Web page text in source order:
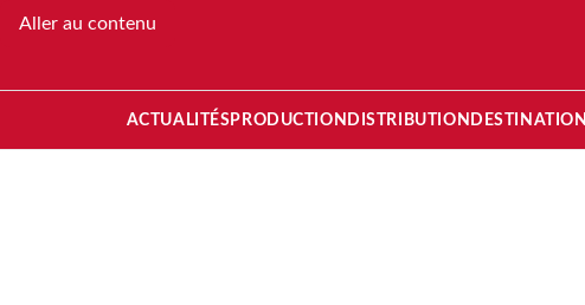
Aller au contenu
ACTUALITÉS PRODUCTION DISTRIBUTION DESTINATION